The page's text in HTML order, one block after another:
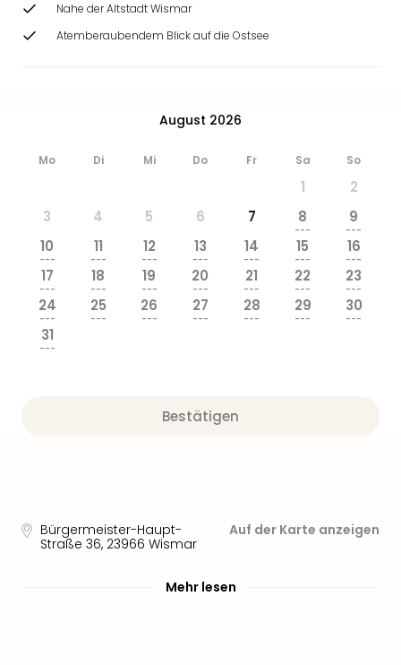
Nahe der Altstadt Wismar
Atemberaubendem Blick auf die Ostsee
August 2026
Mo Di Mi Do Fr Sa So
1
2
3
4 5 6 7 8
---
9
---
10
---
11
---
12
---
13
---
14
---
15
---
16
---
17
---
18
---
19
---
20
---
21
---
22
---
23
---
24
---
25
---
26
---
27
---
28
---
29
---
30
---
31
---
Bestätigen
Bürgermeister-Haupt-
Straße 36, 23966 Wismar
Auf der Karte anzeigen
Mehr lesen